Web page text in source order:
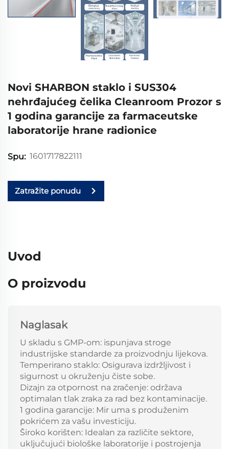
Novi SHARBON staklo i SUS304
nehrđajućeg čelika Cleanroom Prozor s
1 godina garancije za farmaceutske
laboratorije hrane radionice
Spu: 1601717822111
Zatražite ponudu
Uvod
O proizvodu
Naglasak
U skladu s GMP-om: ispunjava stroge
industrijske standarde za proizvodnju lijekova.
Temperirano staklo: Osigurava izdržljivost i
sigurnost u okruženju čiste sobe.
Dizajn za otpornost na zračenje: održava
optimalan tlak zraka za rad bez kontaminacije.
1 godina garancije: Mir uma s produženim
pokrićem za vašu investiciju.
Široko korišten: Idealan za različite sektore,
uključujući biološke laboratorije i postrojenja